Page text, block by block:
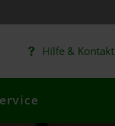
Hilfe & Kontakt